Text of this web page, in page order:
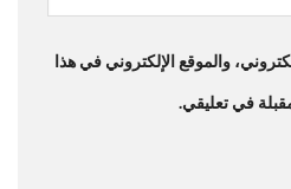
والموقع الإلكتروني في هذا
في تعليقي.